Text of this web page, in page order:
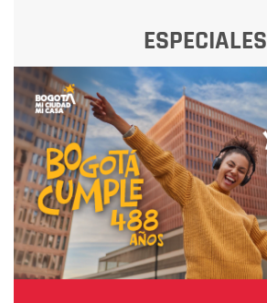
ESPECIALES